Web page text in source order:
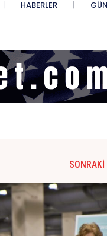
HABERLER
SONRAKI